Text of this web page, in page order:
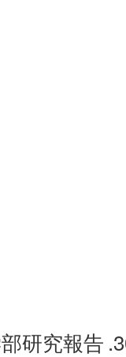
研究報告